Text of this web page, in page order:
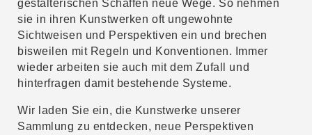
gestalterischen Schaffen neue Wege. So nehmen
sie in ihren Kunstwerken oft ungewohnte
Sichtweisen und Perspektiven ein und brechen
bisweilen mit Regeln und Konventionen. Immer
wieder arbeiten sie auch mit dem Zufall und
hinterfragen damit bestehende Systeme.
Wir laden Sie ein, die Kunstwerke unserer
Sammlung zu entdecken, neue Perspektiven